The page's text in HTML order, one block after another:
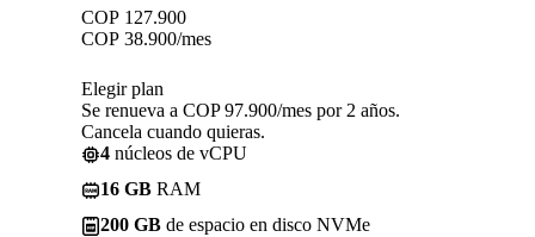
COP 127.900
COP 38.900/mes
Elegir plan
Se renueva a COP 97.900/mes por 2 años.
Cancela cuando quieras.
4 núcleos de vCPU
16 GB RAM
200 GB de espacio en disco NVMe